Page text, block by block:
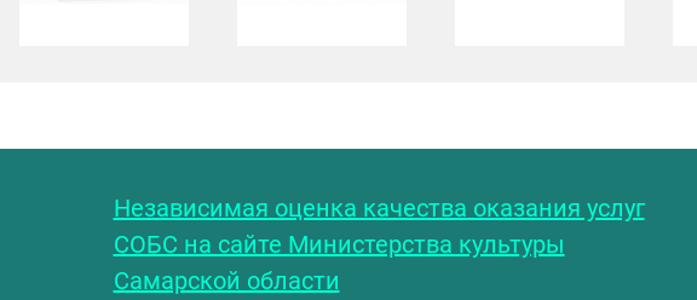
Независимая оценка качества оказания услуг
СОБС на сайте Министерства культуры
Самарской области